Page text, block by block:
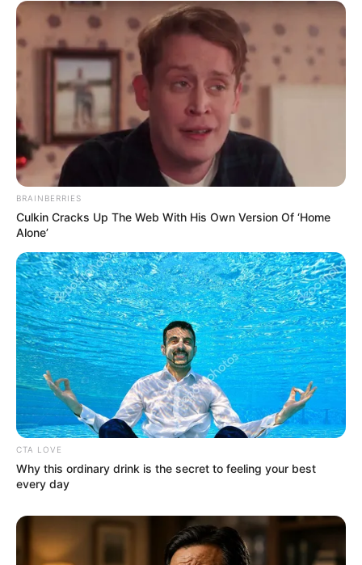
BRAINBERRIES
Culkin Cracks Up The Web With His Own Version Of ‘Home
Alone’
CTA LOVE
Why this ordinary drink is the secret to feeling your best
every day